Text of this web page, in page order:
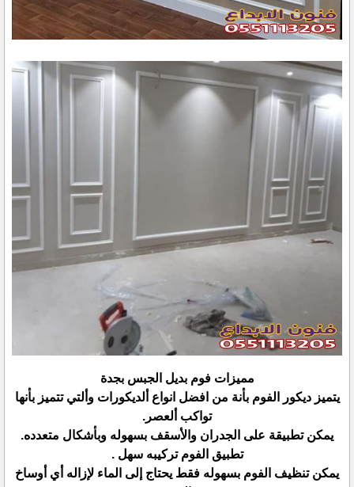
مميزات فوم بديل الجبس بجدة
يتميز ديكور الفوم بأنة من افضل انواع ألديكورات وألتي تتميز بأنها
تواكب ألعصر.
يمكن تطبيقة على الجدران والأسقف بسهوله وبأشكال متعدده.
تطبيق الفوم تركيبه سهل .
يمكن تنظيف الفوم بسهوله فقط يحتاج إلى الماء لإزاله أي أوساخ